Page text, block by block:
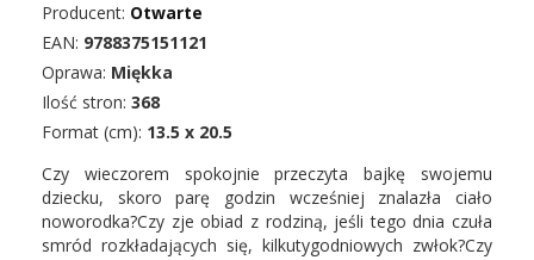
Producent: Otwarte
EAN: 9788375151121
Oprawa: Miękka
Ilość stron: 368
Format (cm): 13.5 x 20.5
Czy wieczorem spokojnie przeczyta bajkę swojemu
dziecku, skoro parę godzin wcześniej znalazła ciało
noworodka?Czy zje obiad z rodziną, jeśli tego dnia czuła
smród rozkładających się, kilkutygodniowych zwłok?Czy